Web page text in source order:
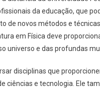
da educação, que
de novos métodos e
em Física deve
universo e das profundas
disciplinas que
ciências e tecnologia. Ele